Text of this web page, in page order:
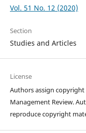
Vol. 51 No. 12 (2020)
Section
Studies and Articles
License
Authors assign
Management Review.
reproduce copyright